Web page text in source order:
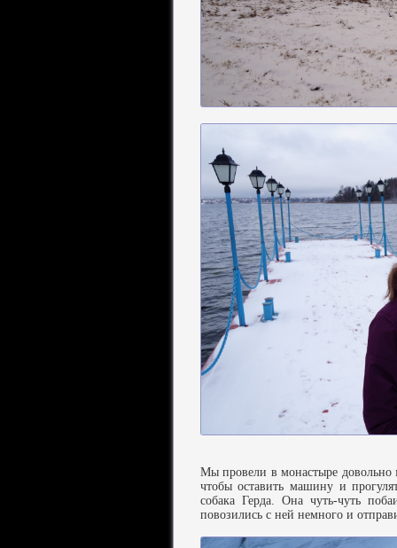
Мы провели в монастыре довольно
чтобы оставить машину и
собака Герда. Она чуть-чуть
повозились с ней немного и